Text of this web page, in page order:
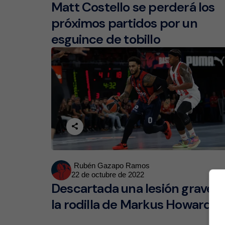
Matt Costello se perderá los
próximos partidos por un
esguince de tobillo
Posted
by
Rubén Gazapo Ramos
22 de octubre de 2022
Descartada una lesión grave en
la rodilla de Markus Howard